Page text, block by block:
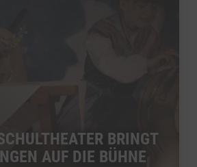
BRINGT
AUF DIE BÜHNE